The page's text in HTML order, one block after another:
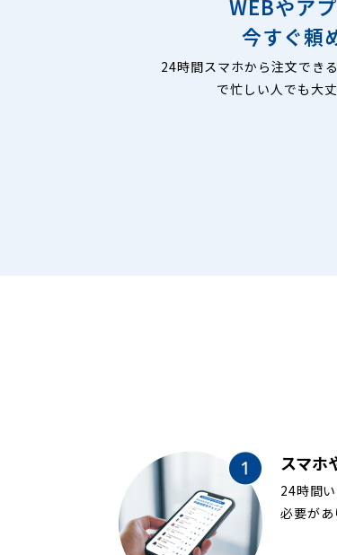
WEBやア
今すぐ頼
24時間スマホから注文でき
で忙しい人でも大丈
スマホ
24時間
必要があ